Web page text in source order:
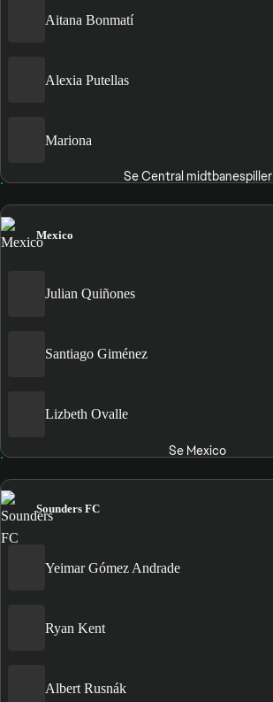
Aitana Bonmatí
Alexia Putellas
Mariona
Se Central midtbanespiller
Mexico
Julian Quiñones
Santiago Giménez
Lizbeth Ovalle
Se Mexico
Sounders FC
Yeimar Gómez Andrade
Ryan Kent
Albert Rusnák